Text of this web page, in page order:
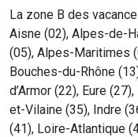
La zone B des
Aisne (02), Alpes-de-
(05), Alpes-Maritimes
Bouches-du-Rhône
d’Armor (22), Eure
et-Vilaine (35), Indre
(41), Loire-Atlantique